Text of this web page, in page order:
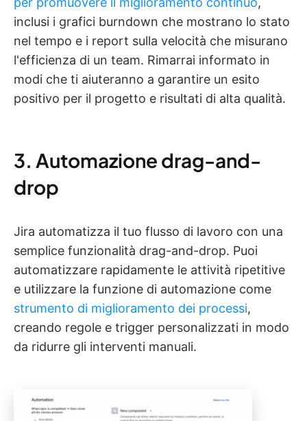
inclusi i grafici burndown che mostrano lo stato
nel tempo e i report sulla velocità che misurano
l'efficienza di un team. Rimarrai informato in
modi che ti aiuteranno a garantire un esito
positivo per il progetto e risultati di alta qualità.
3. Automazione drag-and-
drop
Jira automatizza il tuo flusso di lavoro con una
semplice funzionalità drag-and-drop. Puoi
automatizzare rapidamente le attività ripetitive
e utilizzare la funzione di automazione come
strumento di miglioramento dei processi,
creando regole e trigger personalizzati in modo
da ridurre gli interventi manuali.